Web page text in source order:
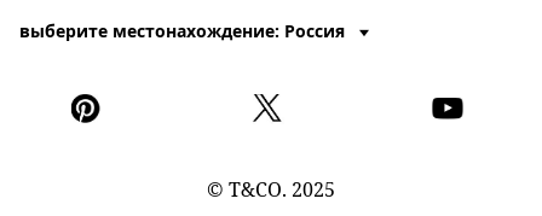
выберите местонахождение: Россия
© T&CO. 2025